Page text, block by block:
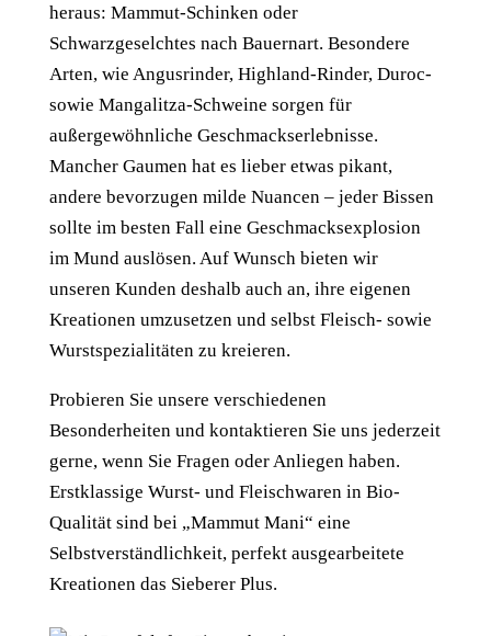
heraus: Mammut-Schinken oder
Schwarzgeselchtes nach Bauernart. Besondere
Arten, wie Angusrinder, Highland-Rinder, Duroc-
sowie Mangalitza-Schweine sorgen für
außergewöhnliche Geschmackserlebnisse.
Mancher Gaumen hat es lieber etwas pikant,
andere bevorzugen milde Nuancen – jeder Bissen
sollte im besten Fall eine Geschmacksexplosion
im Mund auslösen. Auf Wunsch bieten wir
unseren Kunden deshalb auch an, ihre eigenen
Kreationen umzusetzen und selbst Fleisch- sowie
Wurstspezialitäten zu kreieren.
Probieren Sie unsere verschiedenen
Besonderheiten und kontaktieren Sie uns jederzeit
gerne, wenn Sie Fragen oder Anliegen haben.
Erstklassige Wurst- und Fleischwaren in Bio-
Qualität sind bei „Mammut Mani“ eine
Selbstverständlichkeit, perfekt ausgearbeitete
Kreationen das Sieberer Plus.